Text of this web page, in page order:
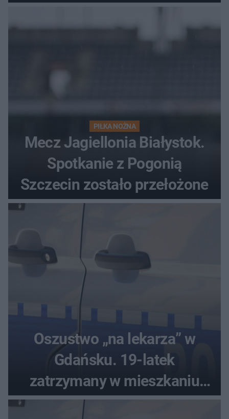
PIŁKA NOŻNA
Mecz Jagiellonia Białystok.
Spotkanie z Pogonią
Szczecin zostało przełożone
Oszustwo „na lekarza” w
Gdańsku. 19-latek
zatrzymany w mieszkaniu
seniora